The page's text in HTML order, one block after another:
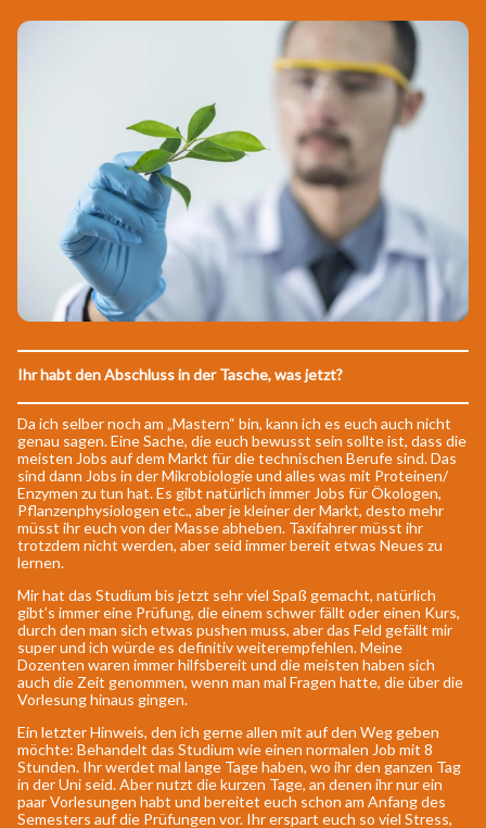
Ihr habt den Abschluss in der Tasche, was jetzt?
Da ich selber noch am „Mastern“ bin, kann ich es euch auch nicht
genau sagen. Eine Sache, die euch bewusst sein sollte ist, dass die
meisten Jobs auf dem Markt für die technischen Berufe sind. Das
sind dann Jobs in der Mikrobiologie und alles was mit Proteinen/
Enzymen zu tun hat. Es gibt natürlich immer Jobs für Ökologen,
Pflanzenphysiologen etc., aber je kleiner der Markt, desto mehr
müsst ihr euch von der Masse abheben. Taxifahrer müsst ihr
trotzdem nicht werden, aber seid immer bereit etwas Neues zu
lernen.
Mir hat das Studium bis jetzt sehr viel Spaß gemacht, natürlich
gibt’s immer eine Prüfung, die einem schwer fällt oder einen Kurs,
durch den man sich etwas pushen muss, aber das Feld gefällt mir
super und ich würde es definitiv weiterempfehlen. Meine
Dozenten waren immer hilfsbereit und die meisten haben sich
auch die Zeit genommen, wenn man mal Fragen hatte, die über die
Vorlesung hinaus gingen.
Ein letzter Hinweis, den ich gerne allen mit auf den Weg geben
möchte: Behandelt das Studium wie einen normalen Job mit 8
Stunden. Ihr werdet mal lange Tage haben, wo ihr den ganzen Tag
in der Uni seid. Aber nutzt die kurzen Tage, an denen ihr nur ein
paar Vorlesungen habt und bereitet euch schon am Anfang des
Semesters auf die Prüfungen vor. Ihr erspart euch so viel Stress,